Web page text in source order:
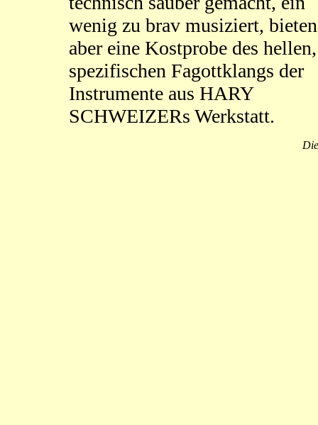
wenig zu brav musiziert, bieten
aber eine Kostprobe des hellen,
spezifischen Fagottklangs der
Instrumente aus HARY
SCHWEIZERs Werkstatt.